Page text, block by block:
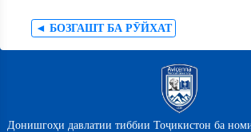
◄ БОЗГАШТ БА РӮЙХАТ
Донишгоҳи давлатии тиббии Тоҷикистон ба